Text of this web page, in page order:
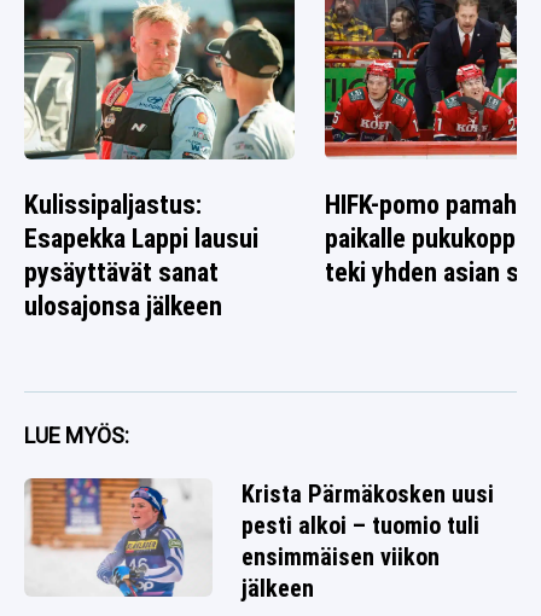
Kulissipaljastus:
Esapekka Lappi lausui
pysäyttävät sanat
ulosajonsa jälkeen
HIFK-pomo pamahti
paikalle
teki yhden asian
LUE MYÖS:
Krista Pärmäkosken uusi
pesti alkoi – tuomio tuli
ensimmäisen viikon
jälkeen